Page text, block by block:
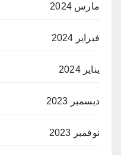
مارس 2024
فبراير 2024
يناير 2024
ديسمبر 2023
نوفمبر 2023